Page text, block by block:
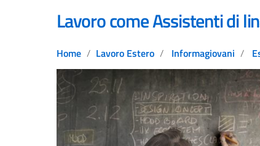
Lavoro come Assistenti di
Home Lavoro Estero Informagiovani